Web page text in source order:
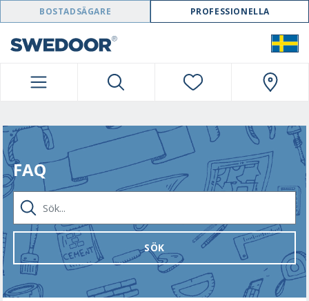
SWEDOOR NAVIGATION
BOSTADSÄGARE PROFESSIONELLA
FAQ
SÖK...
SÖK